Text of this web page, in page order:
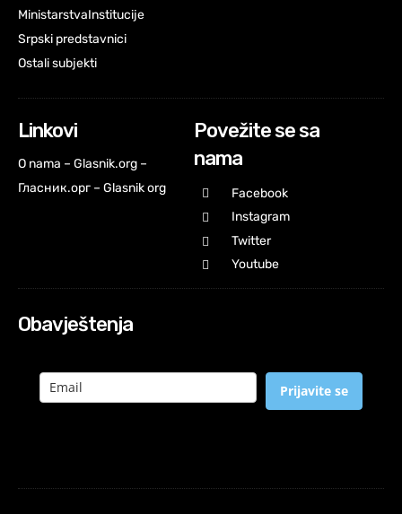
MinistarstvaInstitucije
Srpski predstavnici
Ostali subjekti
Linkovi
O nama – Glasnik.org –
Гласник.орг – Glasnik org
Povežite se sa
nama
Facebook
Instagram
Twitter
Youtube
Obavještenja
Prijavite se